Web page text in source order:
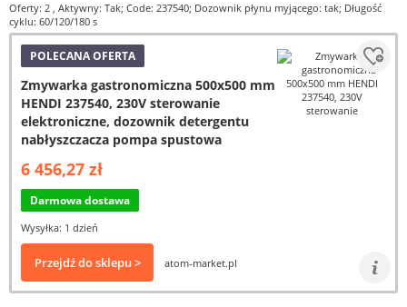
Oferty: 2 , Aktywny: Tak; Code: 237540; Dozownik płynu myjącego: tak; Długość
cyklu: 60/120/180 s
POLECANA OFERTA
Zmywarka gastronomiczna 500x500 mm
HENDI 237540, 230V sterowanie
elektroniczne, dozownik detergentu
nabłyszczacza pompa spustowa
6 456,27 zł
Darmowa dostawa
Wysyłka: 1 dzień
Przejdź do sklepu > atom-market.pl